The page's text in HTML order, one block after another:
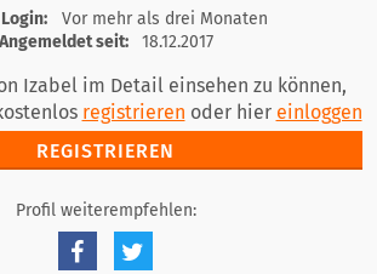
registrieren
einloggen
Vor mehr als drei Monaten
Angemeldet seit:
18.12.2017
Izabel im Detail einsehen zu können,
registrieren oder hier einloggen
REGISTRIEREN
Profil weiterempfehlen: